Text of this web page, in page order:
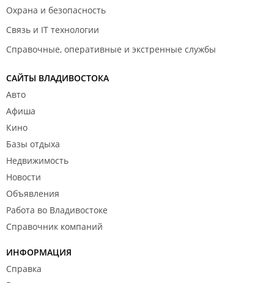
Охрана и безопасность
Связь и IT технологии
Справочные, оперативные и экстренные службы
САЙТЫ ВЛАДИВОСТОКА
Авто
Афиша
Кино
Базы отдыха
Недвижимость
Новости
Объявления
Работа во Владивостоке
Справочник компаний
ИНФОРМАЦИЯ
Справка